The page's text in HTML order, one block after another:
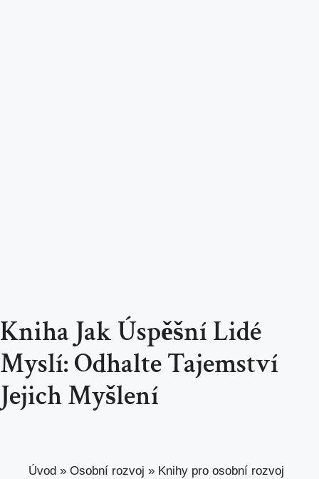
Kniha Jak Úspěšní Lidé
Myslí: Odhalte Tajemství
Jejich Myšlení
Úvod » Osobní rozvoj » Knihy pro osobní rozvoj